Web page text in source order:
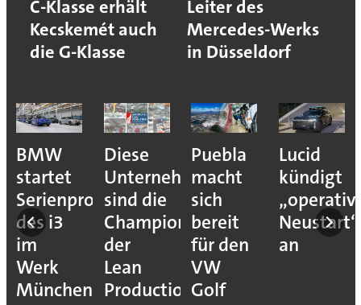
C-Klasse erhält
Kecskemét auch
die G-Klasse
Leiter des
Mercedes-Werks
in Düsseldorf
BMW
startet
Serienproduktion
des i3
im
Werk
München
Diese
Unternehmen
sind die
Champions
der
Lean
Production
Puebla
macht
sich
bereit
für den
VW
Golf
Lucid
kündigt
Neustart“
an